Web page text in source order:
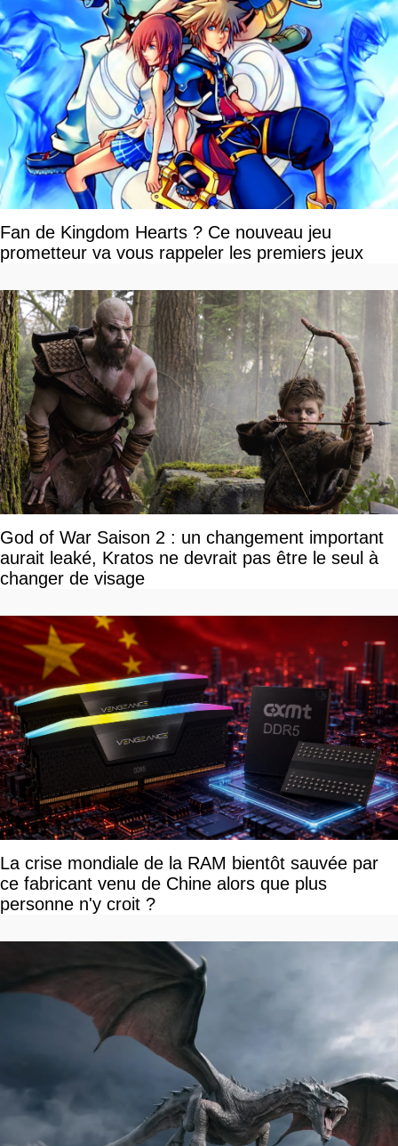
Fan de Kingdom Hearts ? Ce nouveau jeu
prometteur va vous rappeler les premiers jeux
God of War Saison 2 : un changement important
aurait leaké, Kratos ne devrait pas être le seul à
changer de visage
La crise mondiale de la RAM bientôt sauvée par
ce fabricant venu de Chine alors que plus
personne n'y croit ?